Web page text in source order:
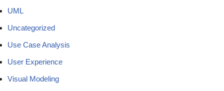
UML
Uncategorized
Use Case Analysis
User Experience
Visual Modeling